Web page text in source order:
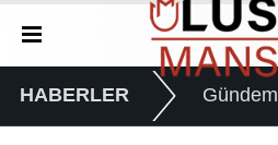
HABERLER Gündem